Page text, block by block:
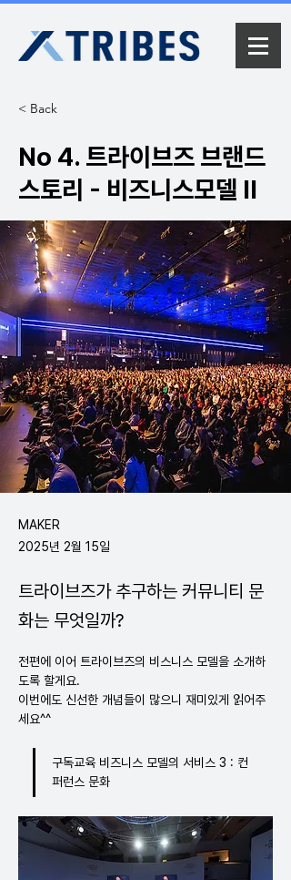
< Back
No 4. 트라이브즈 브랜드
스토리 - 비즈니스모델 II
MAKER
2025년 2월 15일
트라이브즈가 추구하는 커뮤니티 문
화는 무엇일까?
전편에 이어 트라이브즈의 비스니스 모델을 소개하
도록 할게요.
이번에도 신선한 개념들이 많으니 재미있게 읽어주
세요^^
구독교육 비즈니스 모델의 서비스 3 : 컨
퍼런스 문화